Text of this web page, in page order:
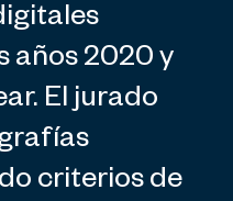
años 2020 y
El jurado
criterios de